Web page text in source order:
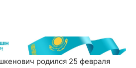
родился 25 февраля